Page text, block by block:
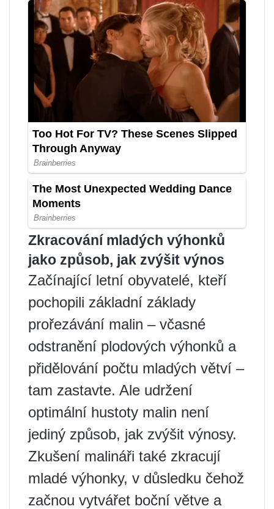
Zkracování mladých výhonků
jako způsob, jak zvýšit výnos
Začínající letní obyvatelé, kteří
pochopili základní základy
prořezávání malin – včasné
odstranění plodových výhonků a
přidělování počtu mladých větví –
tam zastavte. Ale udržení
optimální hustoty malin není
jediný způsob, jak zvýšit výnosy.
Zkušení malináři také zkracují
mladé výhonky, v důsledku čehož
začnou vytvářet boční větve a